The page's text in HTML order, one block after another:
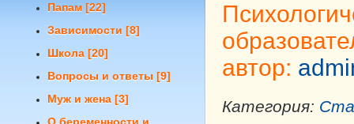
Папам [22]
Зависимости [8]
Школа [20]
Вопросы и ответы [9]
Муж и жена [3]
автор:
Категория: